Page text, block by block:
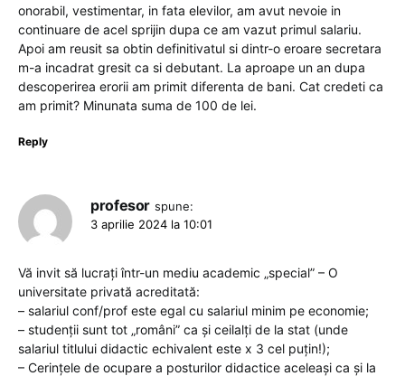
onorabil, vestimentar, in fata elevilor, am avut nevoie in
continuare de acel sprijin dupa ce am vazut primul salariu.
Apoi am reusit sa obtin definitivatul si dintr-o eroare secretara
m-a incadrat gresit ca si debutant. La aproape un an dupa
descoperirea erorii am primit diferenta de bani. Cat credeti ca
am primit? Minunata suma de 100 de lei.
Reply
profesor spune:
3 aprilie 2024 la 10:01
Vă invit să lucrați într-un mediu academic „special” – O
universitate privată acreditată:
– salariul conf/prof este egal cu salariul minim pe economie;
– studenții sunt tot „români” ca și ceilalți de la stat (unde
salariul titlului didactic echivalent este x 3 cel puțin!);
– Cerințele de ocupare a posturilor didactice aceleași ca și la